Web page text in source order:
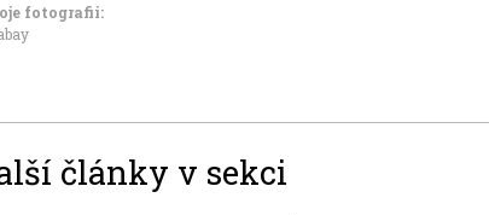
fotografii:
články v sekci